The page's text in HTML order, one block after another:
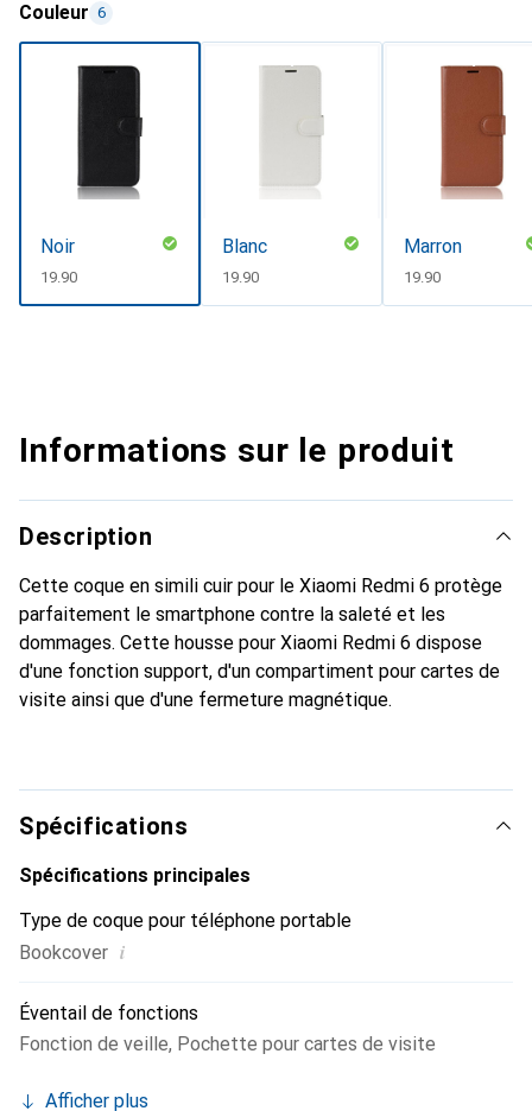
Couleur 6
Noir
CHF
19.90
Blanc
CHF
19.90
Marron
CHF
19.90
Informations sur le produit
Description
Cette coque en simili cuir pour le Xiaomi Redmi 6 protège
parfaitement le smartphone contre la saleté et les
dommages. Cette housse pour Xiaomi Redmi 6 dispose
d'une fonction support, d'un compartiment pour cartes de
visite ainsi que d'une fermeture magnétique.
Spécifications
Spécifications principales
Type de coque pour téléphone portable
Bookcover i
Éventail de fonctions
Fonction de veille, Pochette pour cartes de visite
Afficher plus